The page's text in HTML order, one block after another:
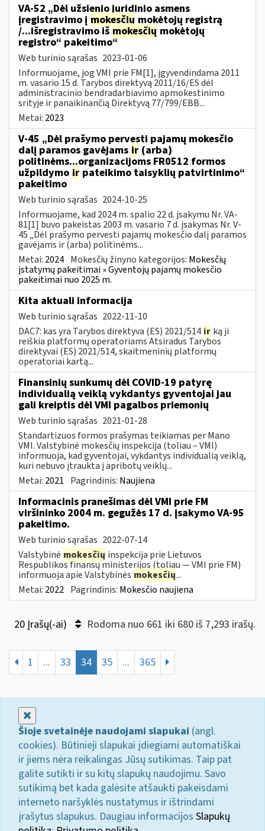
VA-52 „Dėl užsienio juridinio asmens
įregistravimo į mokesčių mokėtojų registrą
/...išregistravimo išmokesčių mokėtojų
registro“ pakeitimo“
Web turinio sąrašas 2023-01-06
Informuojame, jog VMI prie FM[1], įgyvendindama 2011
m. vasario 15 d. Tarybos direktyvą 2011/16/ES dėl
administracinio bendradarbiavimo apmokestinimo
srityje ir panaikinančią Direktyvą 77/799/EBB...
Metai: 2023
V-45 „Dėl prašymo pervesti pajamų mokesčio
dalį paramos gavėjams ir (arba)
politinėms...organizacijoms FR0512 formos
užpildymo ir pateikimo taisyklių patvirtinimo“
pakeitimo
Web turinio sąrašas 2024-10-25
Informuojame, kad 2024 m. spalio 22 d. įsakymu Nr. VA-
81[1] buvo pakeistas 2003 m. vasario 7 d. įsakymas Nr. V-
45 „Dėl prašymo pervesti pajamų mokesčio dalį paramos
gavėjams ir (arba) politinėms...
Metai: 2024 Mokesčių žinyno kategorijos: Mokesčių
įstatymų pakeitimai » Gyventojų pajamų mokesčio
pakeitimai nuo 2025 m.
Kita aktuali informacija
Web turinio sąrašas 2022-11-10
DAC7: kas yra Tarybos direktyva (ES) 2021/514 ir ką ji
reiškia platformų operatoriams Atsiradus Tarybos
direktyvai (ES) 2021/514, skaitmeninių platformų
operatoriai kartą...
Finansinių sunkumų dėl COVID-19 patyrę
individualią veiklą vykdantys gyventojai jau
gali kreiptis dėl VMI pagalbos priemonių
Web turinio sąrašas 2021-01-28
Standartizuos formos prašymas teikiamas per Mano
VMI. Valstybinė mokesčių inspekcija (toliau – VMI)
informuoja, kad gyventojai, vykdantys individualią veiklą,
kuri nebuvo įtraukta į apribotų veiklų...
Metai: 2021 Pagrindinis: Naujiena
Informacinis pranešimas dėl VMI prie FM
viršininko 2004 m. gegužės 17 d. įsakymo VA-95
pakeitimo.
Web turinio sąrašas 2022-07-14
Valstybinė mokesčių inspekcija prie Lietuvos
Respublikos finansų ministerijos (toliau ― VMI prie FM)
informuoja apie Valstybinės mokesčių...
Metai: 2022 Pagrindinis: Mokesčio naujiena
20 Įrašų(-ai) Rodoma nuo 661 iki 680 iš 7,293 irašų.
1 ... 33 34 35 ... 365
Šioje svetainėje naudojami slapukai (angl.
cookies). Būtinieji slapukai įdiegiami automatiškai
ir jiems nėra reikalingas Jūsų sutikimas. Taip pat
galite sutikti ir su kitų slapukų naudojimu. Savo
sutikimą bet kada galėsite atšaukti pakeisdami
interneto naršyklės nustatymus ir ištrindami
įrašytus slapukus. Daugiau informacijos Slapukų